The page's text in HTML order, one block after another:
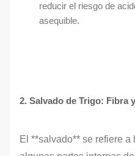
reducir el riesgo de
asequible.
2. Salvado de Trigo: Fibra
El **salvado** se refiere a